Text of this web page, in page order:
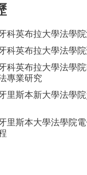
科英布拉大學法學
科英布拉大學法學
科英布拉大學法學
專業研究
里斯本新大學法學
里斯本大學法學院